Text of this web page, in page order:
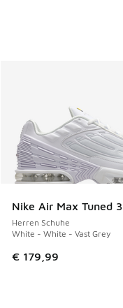
Nike Air Max Tuned 3
Herren Schuhe
White - White - Vast Grey
€ 179,99